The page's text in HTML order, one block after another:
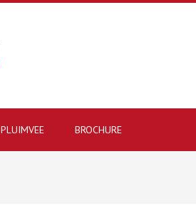
PLUIMVEE BROCHURE